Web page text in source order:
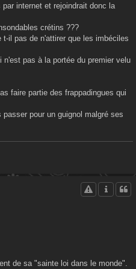
internet et rejoindrait donc la
crétins ???
il pas de n'attirer que les imbéciles
n'est pas à la portée du premier velu
faire partie des frappadingues qui
pour un guignol malgré ses
de sa "sainte loi dans le monde".